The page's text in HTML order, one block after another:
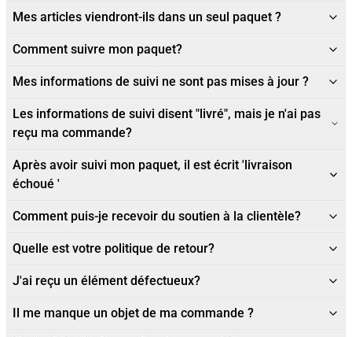
Mes articles viendront-ils dans un seul paquet ?
Comment suivre mon paquet?
Mes informations de suivi ne sont pas mises à jour ?
Les informations de suivi disent "livré", mais je n'ai pas
reçu ma commande?
Après avoir suivi mon paquet, il est écrit 'livraison
échoué '
Comment puis-je recevoir du soutien à la clientèle?
Quelle est votre politique de retour?
J'ai reçu un élément défectueux?
Il me manque un objet de ma commande ?